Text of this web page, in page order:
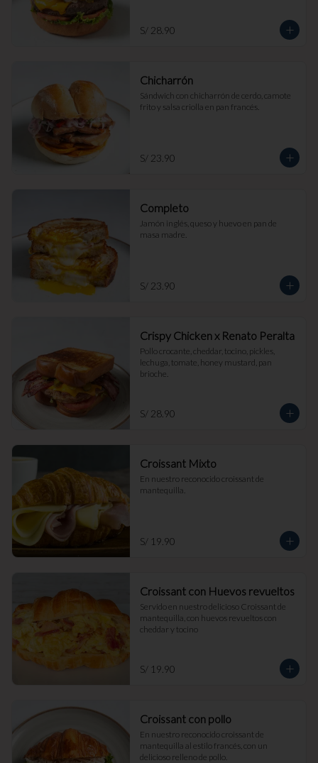
S/ 28.90
Chicharrón
Sándwich con chicharrón de cerdo, camote
frito y salsa criolla en pan francés.
S/ 23.90
Completo
Jamón inglés, queso y huevo en pan de
masa madre.
S/ 23.90
Crispy Chicken x Renato Peralta
Pollo crocante, cheddar, tocino, pickles,
lechuga, tomate, honey mustard, pan
brioche.
S/ 28.90
Croissant Mixto
En nuestro reconocido croissant de
mantequilla.
S/ 19.90
Croissant con Huevos revueltos
Servido en nuestro delicioso Croissant de
mantequilla, con huevos revueltos con
cheddar y tocino
S/ 19.90
Croissant con pollo
En nuestro reconocido croissant de
mantequilla al estilo francés, con un
delicioso relleno de pollo.